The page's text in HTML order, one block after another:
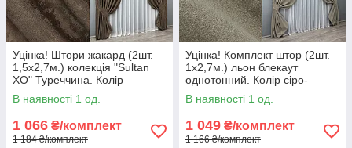
Уцінка! Штори жакард (2шт.
1,5х2,7м.) колекція "Sultan
XO" Туреччина. Колір
коричневий. Код 1557ш 38-
323
В наявності 1 од.
1 066 ₴/комплект
1 184 ₴/комплект
Уцінка! Комплект штор (2шт.
1х2,7м.) льон блекаут
однотонний. Колір сіро-
бежевий. Код 1719ш 38-321
В наявності 1 од.
1 049 ₴/комплект
1 166 ₴/комплект